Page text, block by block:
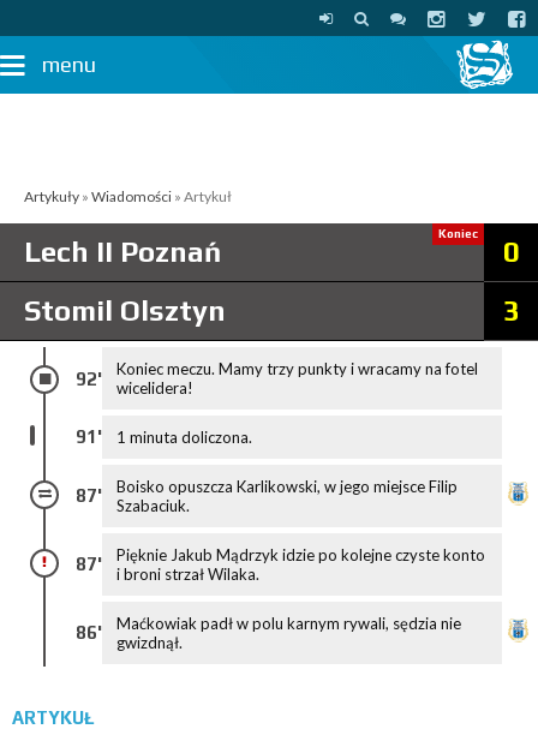
menu
Artykuły » Wiadomości » Artykuł
Koniec
Lech II Poznań
0
Stomil Olsztyn
3
92'
Koniec meczu. Mamy trzy punkty i wracamy na fotel
wicelidera!
91' 1 minuta doliczona.
87'
Boisko opuszcza Karlikowski, w jego miejsce Filip
Szabaciuk.
87'
Pięknie Jakub Mądrzyk idzie po kolejne czyste konto
i broni strzał Wilaka.
86'
Maćkowiak padł w polu karnym rywali, sędzia nie
gwizdnął.
ARTYKUŁ